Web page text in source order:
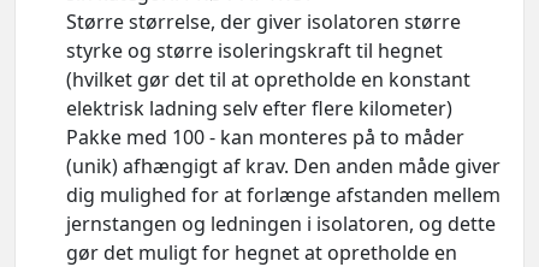
Større størrelse, der giver isolatoren større
styrke og større isoleringskraft til hegnet
(hvilket gør det til at opretholde en konstant
elektrisk ladning selv efter flere kilometer)
Pakke med 100 - kan monteres på to måder
(unik) afhængigt af krav. Den anden måde giver
dig mulighed for at forlænge afstanden mellem
jernstangen og ledningen i isolatoren, og dette
gør det muligt for hegnet at opretholde en